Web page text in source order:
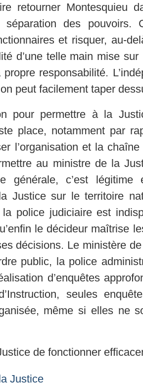
retourner Montesquieu
des pouvoirs.
et risquer, au-
d’une telle main mise
responsabilité.
peut facilement taper
pour permettre à la
place, notamment par
l’organisation et la
au ministre de la
générale, c’est
Justice sur le territoire
la police judiciaire est
le décideur maîtrise
décisions. Le ministère
public, la police
d’enquêtes
seules
même si elles ne
de fonctionner
Justice